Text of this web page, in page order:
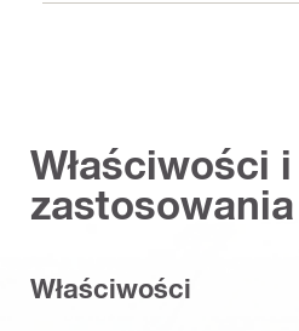
Właściwości i
zastosowania
Właściwości